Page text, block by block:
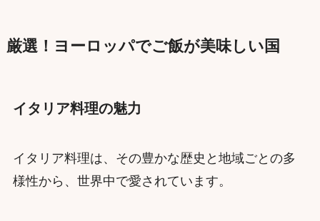
厳選！ヨーロッパでご飯が美味しい国
イタリア料理の魅力
イタリア料理は、その豊かな歴史と地域ごとの多
様性から、世界中で愛されています。